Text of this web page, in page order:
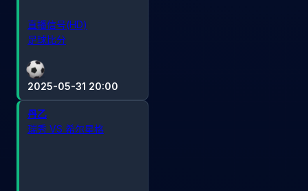
2025-05-31 20:00
直播信号(HD)
足球比分
丹乙
瑞秀 VS 希尔星格